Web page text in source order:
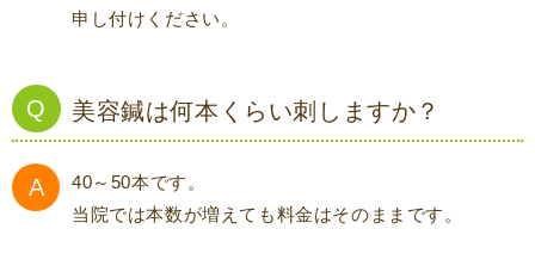
申し付けください。
美容鍼は何本くらい刺しますか？
40～50本です。
当院では本数が増えても料金はそのままです。